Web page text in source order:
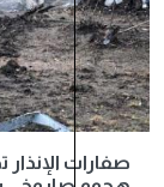
صفارات